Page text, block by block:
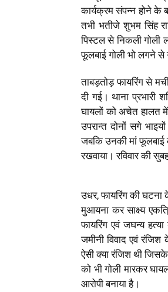
कार्यक्रम संपन्न होने के
तभी भतीजे शुभम सिंह
पिस्टल से निकली गोली
फूलबाई गोली भो लगने से
ताबड़तोड़ फायरिंग से
दी गई। थाना प्रभारी
घायलों को अचेत हालत
उपरान्त दोनों सगे
जबकि उनकी मां फूलबाई
रखवाया। रविवार की
उधर, फायरिंग की घटना
मुआयना कर साक्ष्य
फायरिंग एवं जघन्य
जमीनी विवाद एवं
ऐसी क्या रंजिश थी
को भी गोली मारकर
आरोपी बनाया है।